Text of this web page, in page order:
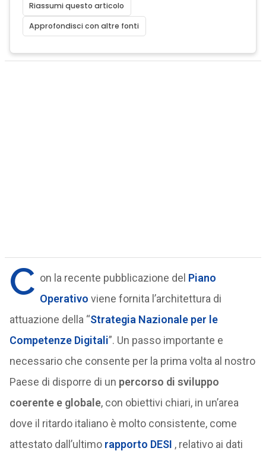
Riassumi questo articolo
Approfondisci con altre fonti
C on la recente pubblicazione del Piano
Operativo viene fornita l’architettura di
attuazione della “Strategia Nazionale per le
Competenze Digitali”. Un passo importante e
necessario che consente per la prima volta al nostro
Paese di disporre di un percorso di sviluppo
coerente e globale, con obiettivi chiari, in un’area
dove il ritardo italiano è molto consistente, come
attestato dall’ultimo rapporto DESI , relativo ai dati